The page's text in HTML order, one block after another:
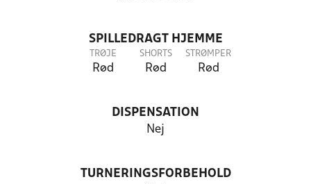
SPILLEDRAGT HJEMME
TRØJE
Rød
SHORTS
Rød
STRØMPER
Rød
DISPENSATION
Nej
TURNERINGSFORBEHOLD